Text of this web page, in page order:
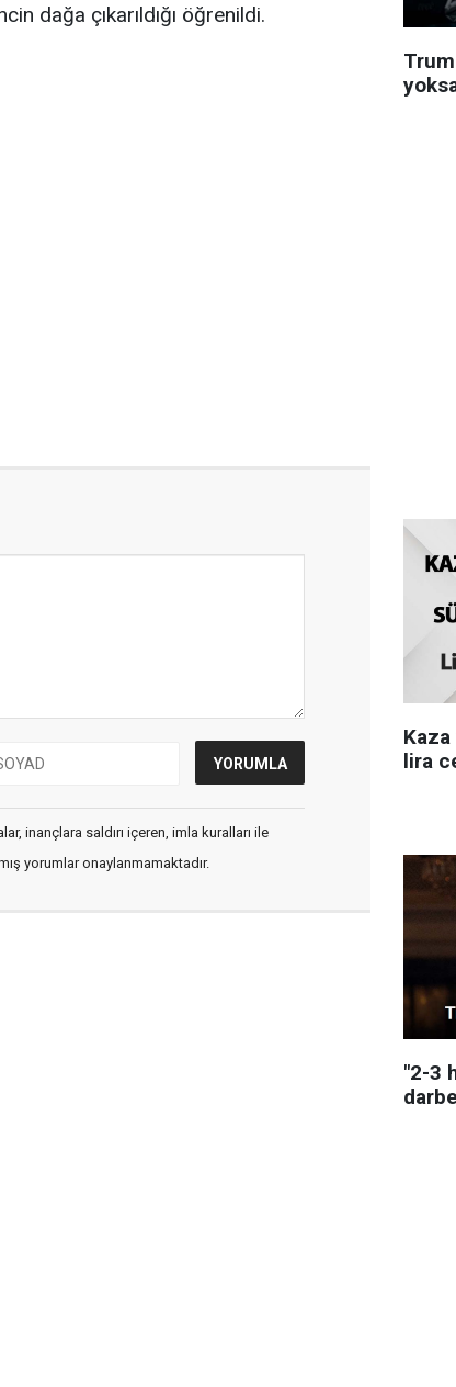
dağa çıkarıldığı öğrenildi.
inançlara saldırı içeren, imla kuralları ile
yorumlar onaylanmamaktadır.
lira
"2-3